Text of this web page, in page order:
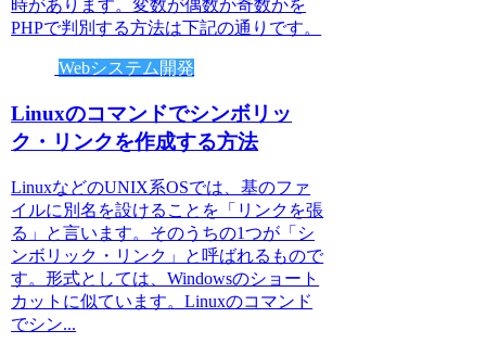
時があります。変数が偶数か奇数かを
PHPで判別する方法は下記の通りです。
Webシステム開発
Linuxのコマンドでシンボリッ
ク・リンクを作成する方法
LinuxなどのUNIX系OSでは、基のファ
イルに別名を設けることを「リンクを張
る」と言います。そのうちの1つが「シ
ンボリック・リンク」と呼ばれるもので
す。形式としては、Windowsのショート
カットに似ています。Linuxのコマンド
でシン...